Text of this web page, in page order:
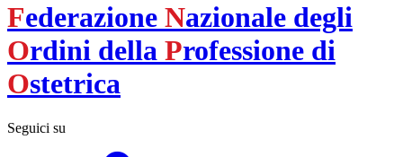
Federazione Nazionale degli
Ordini della Professione di
Ostetrica
Seguici su